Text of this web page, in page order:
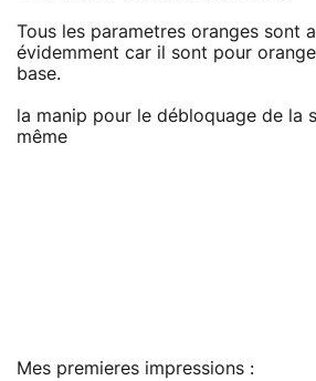
Tous les parametres oranges sont
évidemment car il sont pour
base.
la manip pour le débloquage de la
même
Mes premieres impressions :